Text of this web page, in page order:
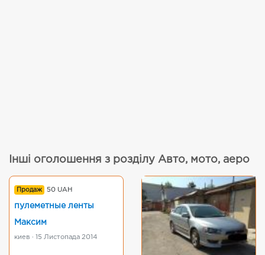
Інші оголошення з розділу Авто, мото, аеро
Продаж 50 UAH
пулеметные ленты
Максим
киев · 15 Листопада 2014